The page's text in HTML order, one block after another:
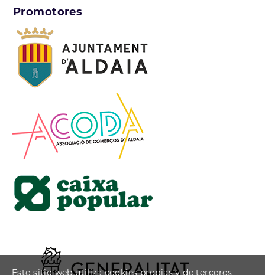
Promotores
Este sitio web utiliza cookies propias y de terceros